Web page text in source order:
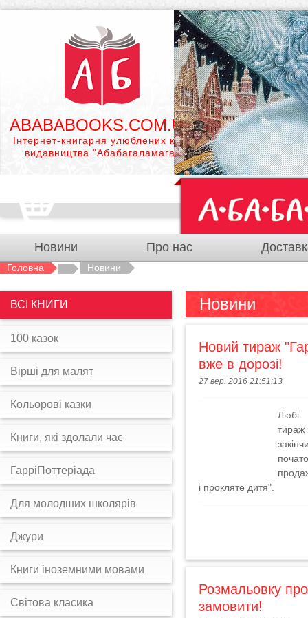
ABABABOOKS.COM.UA
Інтернет-книгарня улюблених книг
видавництва "Абабагаламага"
Новини Про нас
Головна Новини
Новини
Новий тираж
вже в дорозі!
27 вер. 2016 21:51:13
Любі
і прокляте дитя".
Розмальовку
замовити!
ВСІ КНИГИ
100 казок
Вірші для малят
Кольорові казки
Книги, які здолали час
ГарріПоттеріада
Для молодших школярів
Джури
Книги іноземними мовами
Світова класика